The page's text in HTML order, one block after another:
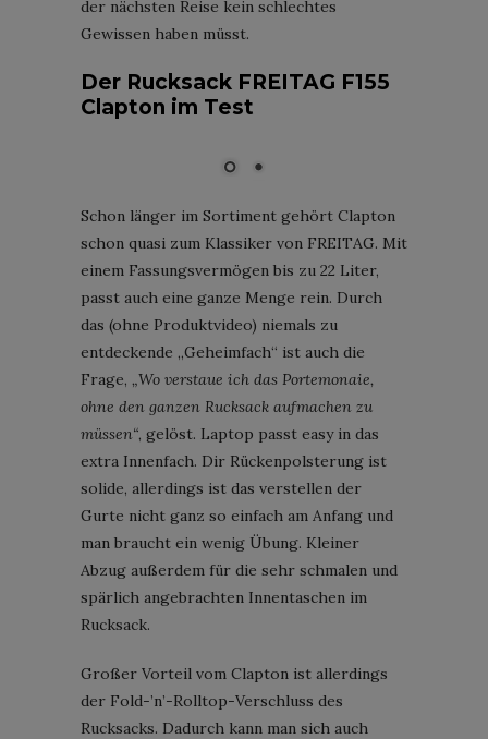
der nächsten Reise kein schlechtes
Gewissen haben müsst.
Der Rucksack FREITAG F155
Clapton im Test
Schon länger im Sortiment gehört Clapton
schon quasi zum Klassiker von FREITAG. Mit
einem Fassungsvermögen bis zu 22 Liter,
passt auch eine ganze Menge rein. Durch
das (ohne Produktvideo) niemals zu
entdeckende „Geheimfach“ ist auch die
Frage, „Wo verstaue ich das Portemonaie,
ohne den ganzen Rucksack aufmachen zu
müssen“, gelöst. Laptop passt easy in das
extra Innenfach. Dir Rückenpolsterung ist
solide, allerdings ist das verstellen der
Gurte nicht ganz so einfach am Anfang und
man braucht ein wenig Übung. Kleiner
Abzug außerdem für die sehr schmalen und
spärlich angebrachten Innentaschen im
Rucksack.
Großer Vorteil vom Clapton ist allerdings
der Fold-’n’-Rolltop-Verschluss des
Rucksacks. Dadurch kann man sich auch